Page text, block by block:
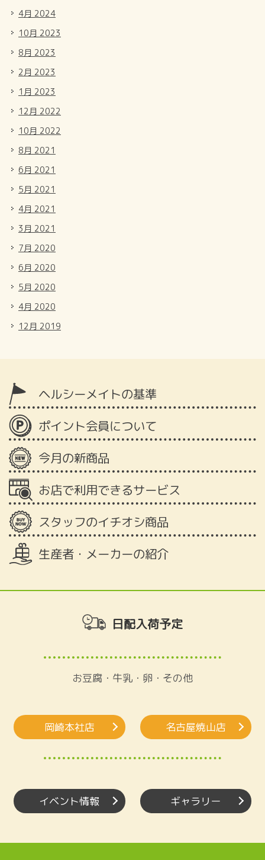
4月 2024
10月 2023
8月 2023
2月 2023
1月 2023
12月 2022
10月 2022
8月 2021
6月 2021
5月 2021
4月 2021
3月 2021
7月 2020
6月 2020
5月 2020
4月 2020
12月 2019
ヘルシーメイトの基準
ポイント会員について
今月の新商品
お店で利用できるサービス
スタッフのイチオシ商品
生産者・メーカーの紹介
日配入荷予定
お豆腐・牛乳・卵・その他
岡崎本社店 名古屋焼山店
イベント情報 ギャラリー